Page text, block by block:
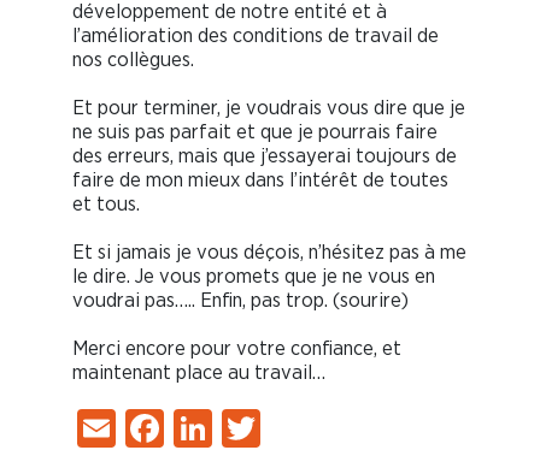
développement de notre entité et à
l’amélioration des conditions de travail de
nos collègues.
Et pour terminer, je voudrais vous dire que je
ne suis pas parfait et que je pourrais faire
des erreurs, mais que j’essayerai toujours de
faire de mon mieux dans l’intérêt de toutes
et tous.
Et si jamais je vous déçois, n’hésitez pas à me
le dire. Je vous promets que je ne vous en
voudrai pas….. Enfin, pas trop. (sourire)
Merci encore pour votre confiance, et
maintenant place au travail…
EmailFacebook
LinkedIn